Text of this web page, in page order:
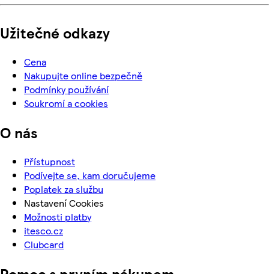
Užitečné odkazy
Cena
Nakupujte online bezpečně
Podmínky používání
Soukromí a cookies
O nás
Přístupnost
Podívejte se, kam doručujeme
Poplatek za službu
Nastavení Cookies
Možnosti platby
itesco.cz
Clubcard